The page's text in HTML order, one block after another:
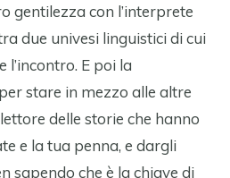
gentilezza con l’interprete
due univesi linguistici di cui
l’incontro. E poi la
stare in mezzo alle altre
delle storie che hanno
e la tua penna, e dargli
sapendo che è la chiave di